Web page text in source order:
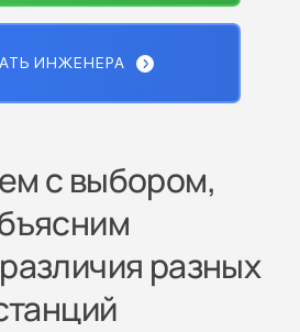
ИНЖЕНЕРА
с выбором,
разных